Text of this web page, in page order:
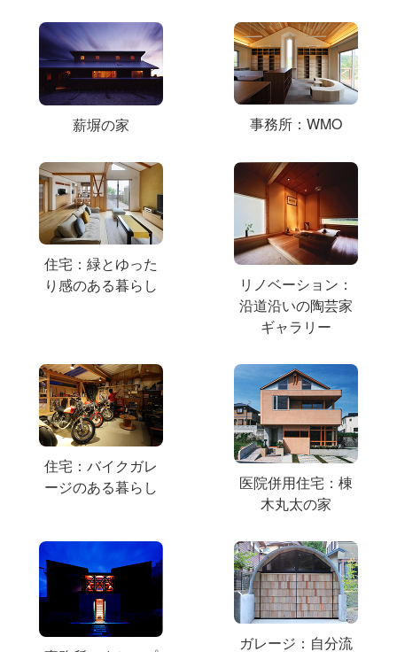
薪塀の家 事務所：WMO
住宅：緑とゆった
り感のある暮らし
リノベーション：
沿道沿いの陶芸家
ギャラリー
住宅：バイクガレ
ージのある暮らし
医院併用住宅：棟
木丸太の家
ガレージ：自分流